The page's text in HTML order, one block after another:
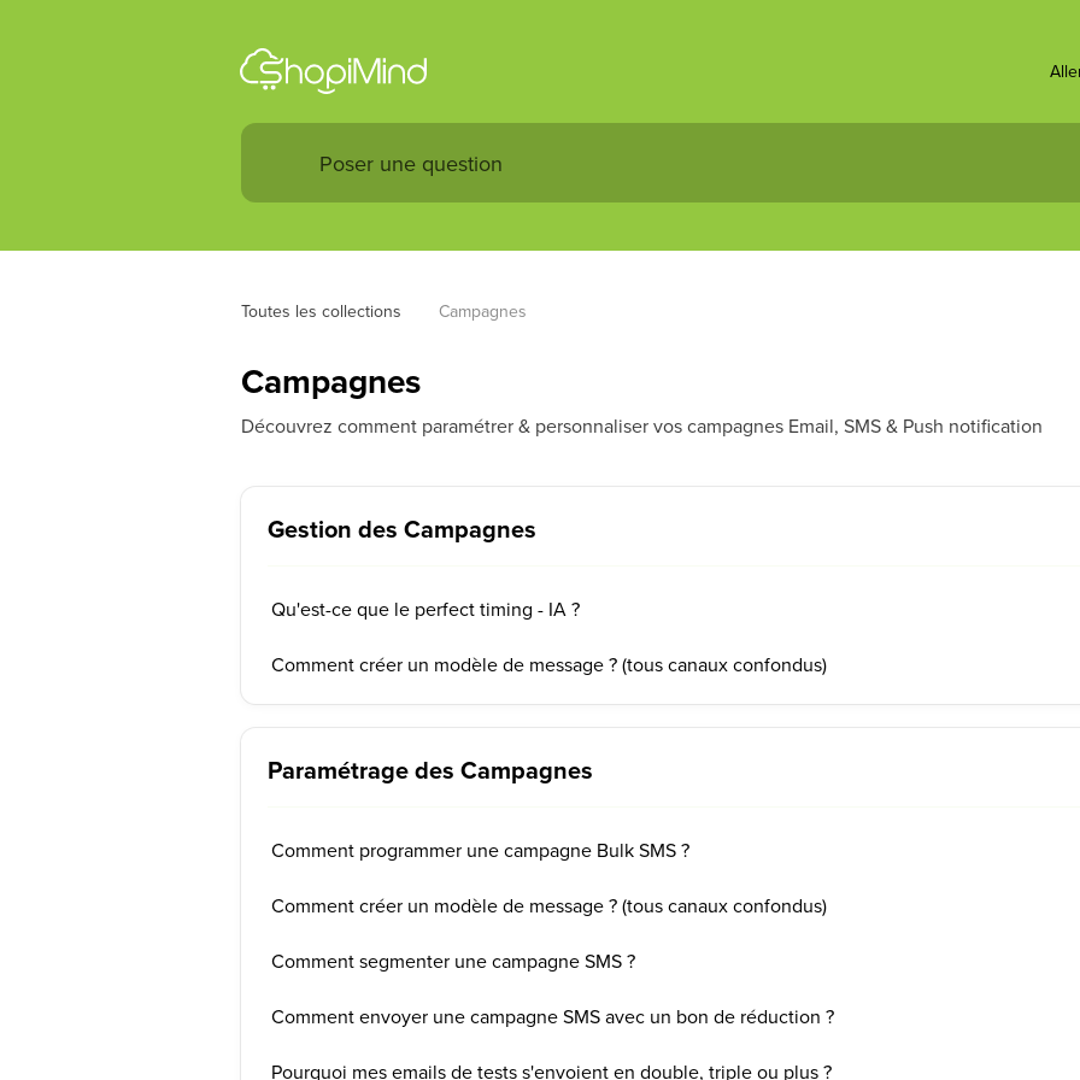
Toutes les collections Campagnes
Campagnes
Découvrez comment paramétrer & personnaliser vos campagnes Email, SMS & Push notification
Gestion des Campagnes
Qu'est-ce que le perfect timing - IA ?
Comment créer un modèle de message ? (tous canaux confondus)
Paramétrage des Campagnes
Comment programmer une campagne Bulk SMS ?
Comment créer un modèle de message ? (tous canaux confondus)
Comment segmenter une campagne SMS ?
Comment envoyer une campagne SMS avec un bon de réduction ?
Pourquoi mes emails de tests s'envoient en double, triple ou plus ?